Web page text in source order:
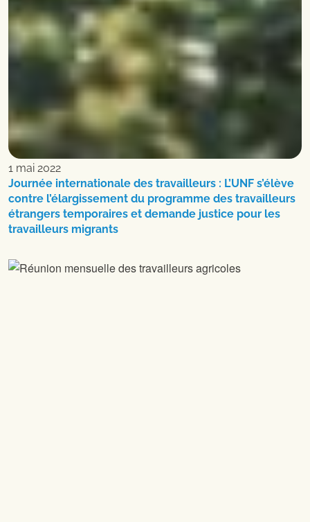
1 mai 2022
Journée internationale des travailleurs : L’UNF s’élève
contre l’élargissement du programme des travailleurs
étrangers temporaires et demande justice pour les
travailleurs migrants